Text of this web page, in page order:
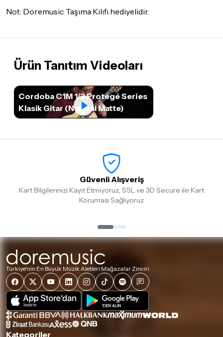
Not: Doremusic Taşıma Kılıfı hediyelidir.
Ürün Tanıtım Videoları
Cordoba C1M 1/2 Protégé Series
Klasik Gitar (Natural Matte)
Güvenli Alışveriş
Kart Bilgilerinizi Kayıt Etmiyoruz, SSL ve 3D Secure ile Kart
Koruması Sağlıyoruz
Türkiye'nin En Büyük Müzik Aletleri Mağazalar Zinciri
Kategoriler